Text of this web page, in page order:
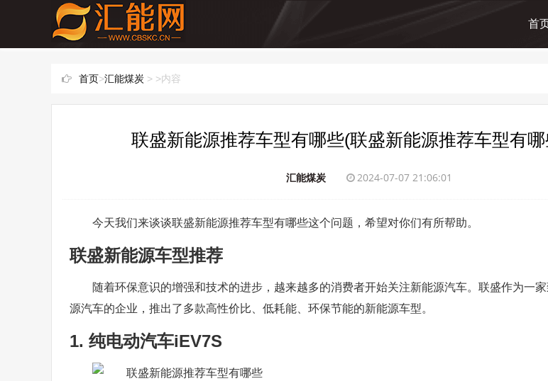
首
首页>汇能煤炭 > >内容
联盛新能源推荐车型有哪些(联盛新能源推荐车型有
汇能煤炭 2024-07-07 21:06:01
今天我们来谈谈联盛新能源推荐车型有哪些这个问题，希望对你们有所帮助。
联盛新能源车型推荐
随着环保意识的增强和技术的进步，越来越多的消费者开始关注新能源汽车。联盛作为一
源汽车的企业，推出了多款高性价比、低耗能、环保节能的新能源车型。
1. 纯电动汽车iEV7S